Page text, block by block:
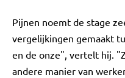
Pijnen noemt de stage
vergelijkingen gemaakt
en de onze", vertelt hij.
andere manier van